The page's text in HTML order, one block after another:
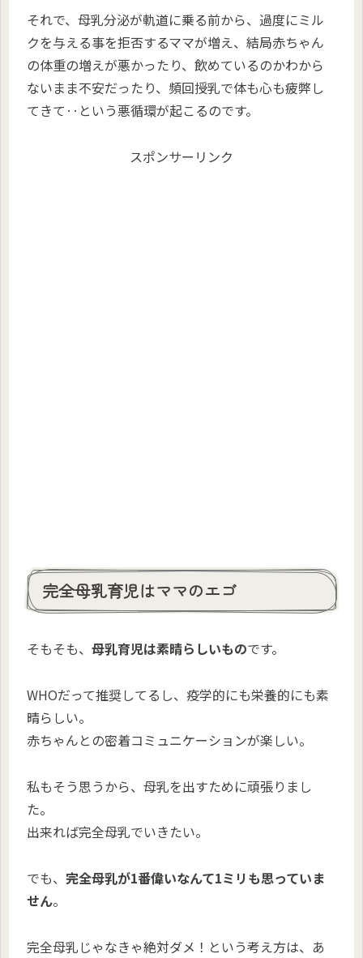
それで、母乳分泌が軌道に乗る前から、過度にミル
クを与える事を拒否するママが増え、結局赤ちゃん
の体重の増えが悪かったり、飲めているのかわから
ないまま不安だったり、頻回授乳で体も心も疲弊し
てきて‥という悪循環が起こるのです。
スポンサーリンク
完全母乳育児はママのエゴ
そもそも、 母乳育児は素晴らしいものです。
WHOだって推奨してるし、疫学的にも栄養的にも素
晴らしい。
赤ちゃんとの密着コミュニケーションが楽しい。
私もそう思うから、母乳を出すために頑張りまし
た。
出来れば完全母乳でいきたい。
でも、 完全母乳が1番偉いなんて1ミリも思っていま
せん。
完全母乳じゃなきゃ絶対ダメ！という考え方は、あ